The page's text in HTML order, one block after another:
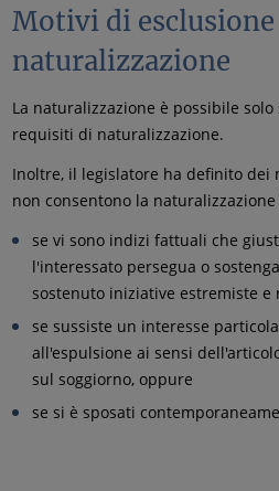
Motivi di
naturalizzazione
La naturalizzazione è possibile
requisiti di naturalizzazione.
Inoltre, il legislatore ha definito dei
non consentono la
se vi sono indizi fattuali che
l'interessato persegua o
sostenuto iniziative estremiste e
se sussiste un interesse
all'espulsione ai sensi
sul soggiorno, oppure
se si è sposati